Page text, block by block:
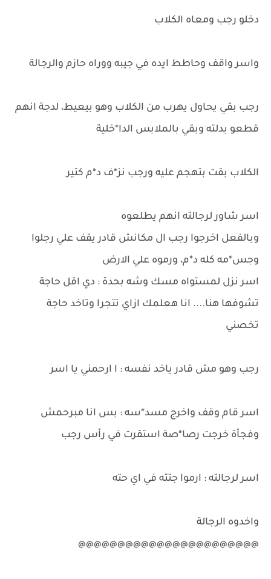
دخلو رجب ومعاه الكلاب
واسر واقف وحاطط ايده في جيبه ووراه حازم والرجالة
رجب بقي يحاول يهرب من الكلاب وهو بيعيط، لدجة انهم
قطعو بدلته وبقي بالملابس الدا*خلية
الكلاب بقت بتهجم عليه ورجب نز*ف د*م كتير
اسر شاور لرجالته انهم يطلعوه
وبالفعل اخرجوا رجب ال مكانش قادر يقف علي رجلوا
وجس*مه كله د*م، ورموه علي الارض
اسر نزل لمستواه مسك وشه بحدة : دي اقل حاجة
تشوفها هنا.... انا هعلمك ازاي تتجرا وتاخد حاجة
تخصني
رجب وهو مش قادر ياخد نفسه : ا ارحمني يا اسر
اسر قام وقف واخرج مسد*سه : بس انا مبرحمش
وفجأة خرجت رصا*صة استقرت في رأس رجب
اسر لرجالته : ارموا جتته في اي حته
واخدوه الرجالة
@@@@@@@@@@@@@@@@@@@@@@@